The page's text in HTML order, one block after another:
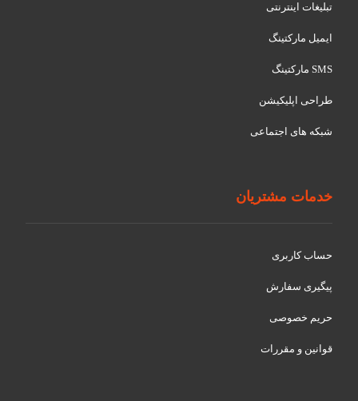
تبلیغات اینترنتی
ایمیل مارکتینگ
SMS مارکتینگ
طراحی اپلیکیشن
شبکه های اجتماعی
خدمات مشتریان
حساب کاربری
پیگیری سفارش
حریم خصوصی
قوانین و مقررات